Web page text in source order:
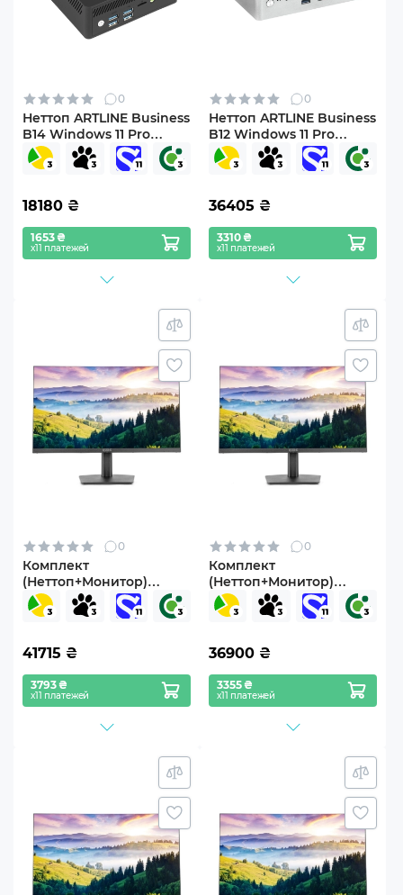
0
Неттоп ARTLINE Business
B14 Windows 11 Pro
(B14v28Win)
18180 ₴
1653 ₴
х11 платежей
0
Неттоп ARTLINE Business
B12 Windows 11 Pro
(B12v31Win)
36405 ₴
3310 ₴
х11 платежей
0
Комплект
(Неттоп+Монитор)
ARTLINE Business B12
Windows 11 Pro
41715 ₴
3793 ₴
х11 платежей
0
Комплект
(Неттоп+Монитор)
ARTLINE Business B12
(B12v33+V24F75-IPS)
36900 ₴
3355 ₴
х11 платежей